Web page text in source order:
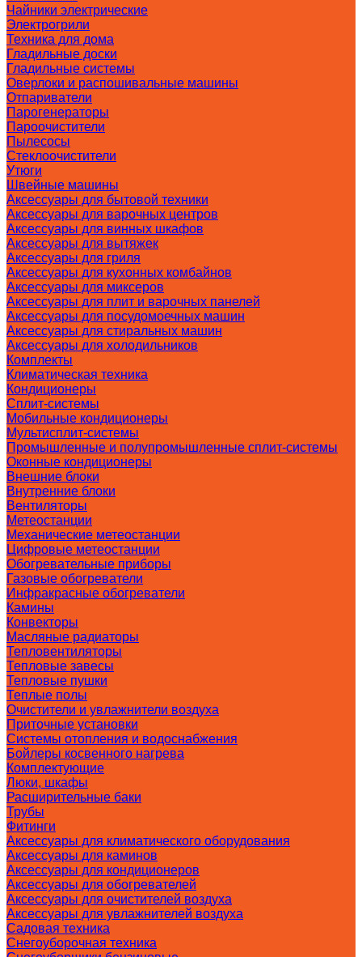
Чайники электрические
Электрогрили
Техника для дома
Гладильные доски
Гладильные системы
Оверлоки и распошивальные машины
Отпариватели
Парогенераторы
Пароочистители
Пылесосы
Стеклоочистители
Утюги
Швейные машины
Аксессуары для бытовой техники
Аксессуары для варочных центров
Аксессуары для винных шкафов
Аксессуары для вытяжек
Аксессуары для гриля
Аксессуары для кухонных комбайнов
Аксессуары для миксеров
Аксессуары для плит и варочных панелей
Аксессуары для посудомоечных машин
Аксессуары для стиральных машин
Аксессуары для холодильников
Комплекты
Климатическая техника
Кондиционеры
Сплит-системы
Мобильные кондиционеры
Мультисплит-системы
Промышленные и полупромышленные сплит-системы
Оконные кондиционеры
Внешние блоки
Внутренние блоки
Вентиляторы
Метеостанции
Механические метеостанции
Цифровые метеостанции
Обогревательные приборы
Газовые обогреватели
Инфракрасные обогреватели
Камины
Конвекторы
Масляные радиаторы
Тепловентиляторы
Тепловые завесы
Тепловые пушки
Теплые полы
Очистители и увлажнители воздуха
Приточные установки
Системы отопления и водоснабжения
Бойлеры косвенного нагрева
Комплектующие
Люки, шкафы
Расширительные баки
Трубы
Фитинги
Аксессуары для климатического оборудования
Аксессуары для каминов
Аксессуары для кондиционеров
Аксессуары для обогревателей
Аксессуары для очистителей воздуха
Аксессуары для увлажнителей воздуха
Садовая техника
Снегоуборочная техника